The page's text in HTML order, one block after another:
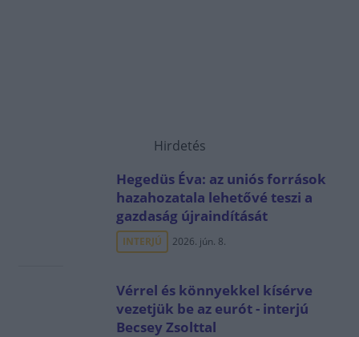
Hirdetés
Hegedüs Éva: az uniós források
hazahozatala lehetővé teszi a
gazdaság újraindítását
INTERJÚ 2026. jún. 8.
Vérrel és könnyekkel kísérve
vezetjük be az eurót - interjú
Becsey Zsolttal